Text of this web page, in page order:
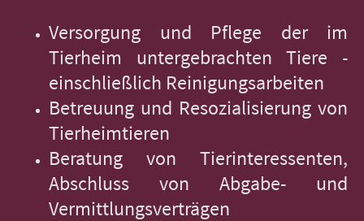
Versorgung und Pflege der im
Tierheim untergebrachten Tiere -
einschließlich Reinigungsarbeiten
Betreuung und Resozialisierung von
Tierheimtieren
Beratung von Tierinteressenten,
Abschluss von Abgabe- und
Vermittlungsverträgen